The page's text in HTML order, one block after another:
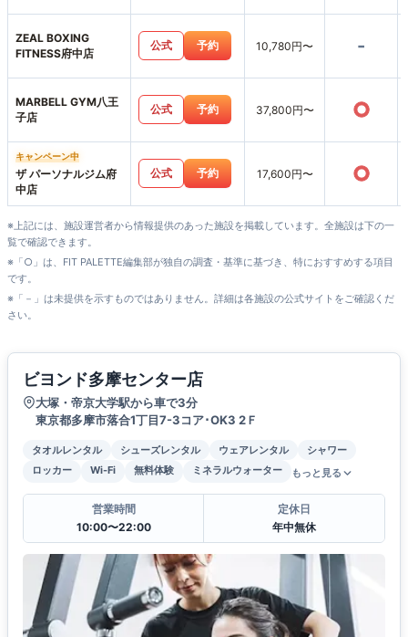
ZEAL BOXING
FITNESS府中店
公式 予約 10,780円〜 -
MARBELL GYM八王
子店
公式 予約 37,800円〜 ○
キャンペーン中
ザ パーソナルジム府
中店
公式 予約 17,600円〜 ○
※上記には、施設運営者から情報提供のあった施設を掲載しています。全施設は下の一
覧で確認できます。
※「○」は、FIT PALETTE編集部が独自の調査・基準に基づき、特におすすめする項目
です。
※「－」は未提供を示すものではありません。詳細は各施設の公式サイトをご確認くだ
さい。
ビヨンド多摩センター店
大塚・帝京大学駅から車で3分
東京都多摩市落合1丁目7-3コア･OK3 2Ｆ
タオルレンタル シューズレンタル ウェアレンタル
シャワー
ロッカー
Wi-Fi 無料体験 ミネラルウォーター もっと見る
営業時間
10:00〜22:00
定休日
年中無休